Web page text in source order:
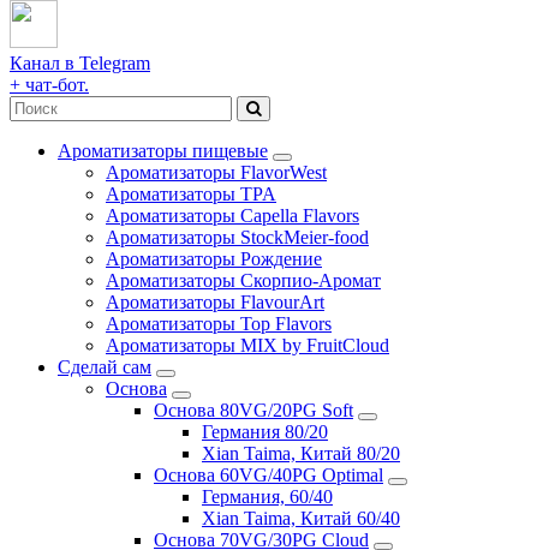
Канал в Telegram
+ чат-бот.
Ароматизаторы пищевые
Ароматизаторы FlavorWest
Ароматизаторы TPA
Ароматизаторы Capella Flavors
Ароматизаторы StockMeier-food
Ароматизаторы Рождение
Ароматизаторы Скорпио-Аромат
Ароматизаторы FlavourArt
Ароматизаторы Top Flavors
Ароматизаторы MIX by FruitCloud
Сделай сам
Основа
Основа 80VG/20PG Soft
Германия 80/20
Xian Taima, Китай 80/20
Основа 60VG/40PG Optimal
Германия, 60/40
Xian Taima, Китай 60/40
Основа 70VG/30PG Cloud